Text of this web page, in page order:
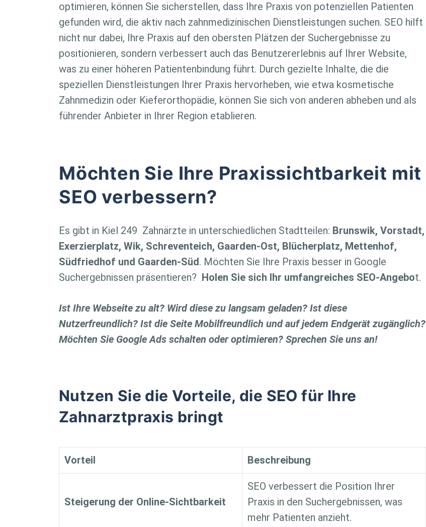
optimieren, können Sie sicherstellen, dass Ihre Praxis von potenziellen Patienten
gefunden wird, die aktiv nach zahnmedizinischen Dienstleistungen suchen. SEO hilft
nicht nur dabei, Ihre Praxis auf den obersten Plätzen der Suchergebnisse zu
positionieren, sondern verbessert auch das Benutzererlebnis auf Ihrer Website,
was zu einer höheren Patientenbindung führt. Durch gezielte Inhalte, die die
speziellen Dienstleistungen Ihrer Praxis hervorheben, wie etwa kosmetische
Zahnmedizin oder Kieferorthopädie, können Sie sich von anderen abheben und als
führender Anbieter in Ihrer Region etablieren.
Möchten Sie Ihre Praxissichtbarkeit mit
SEO verbessern?
Es gibt in Kiel 249 Zahnärzte in unterschiedlichen Stadtteilen: Brunswik, Vorstadt,
Exerzierplatz, Wik, Schreventeich, Gaarden-Ost, Blücherplatz, Mettenhof,
Südfriedhof und Gaarden-Süd. Möchten Sie Ihre Praxis besser in Google
Suchergebnissen präsentieren? Holen Sie sich Ihr umfangreiches SEO-Angebot.
Ist Ihre Webseite zu alt? Wird diese zu langsam geladen? Ist diese
Nutzerfreundlich? Ist die Seite Mobilfreundlich und auf jedem Endgerät zugänglich?
Möchten Sie Google Ads schalten oder optimieren? Sprechen Sie uns an!
Nutzen Sie die Vorteile, die SEO für Ihre
Zahnarztpraxis bringt
Vorteil Beschreibung
Steigerung der Online-Sichtbarkeit
SEO verbessert die Position Ihrer
Praxis in den Suchergebnissen, was
mehr Patienten anzieht.